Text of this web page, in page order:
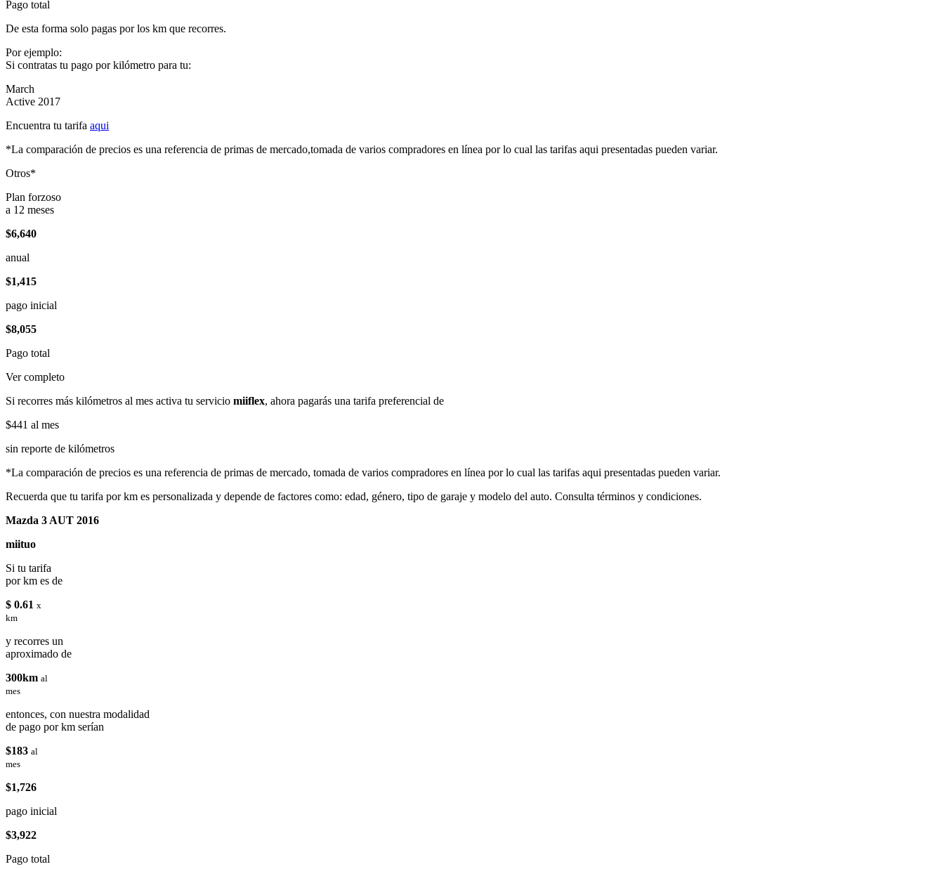
Pago total
De esta forma solo pagas por los km que recorres.
Por ejemplo:
Si contratas tu pago por kilómetro para tu:
March
Active 2017
Encuentra tu tarifa aqui
*La comparación de precios es una referencia de primas de mercado,tomada de varios compradores en línea por lo cual las tarifas aqui presentadas pueden variar.
Otros*
Plan forzoso
a 12 meses
$6,640
anual
$1,415
pago inicial
$8,055
Pago total
Ver completo
Si recorres más kilómetros al mes activa tu servicio miiflex, ahora pagarás una tarifa preferencial de
$441 al mes
sin reporte de kilómetros
*La comparación de precios es una referencia de primas de mercado, tomada de varios compradores en línea por lo cual las tarifas aqui presentadas pueden variar.
Recuerda que tu tarifa por km es personalizada y depende de factores como: edad, género, tipo de garaje y modelo del auto. Consulta términos y condiciones.
Mazda 3 AUT 2016
miituo
Si tu tarifa
por km es de
$ 0.61 x
km
y recorres un
aproximado de
300km al
mes
entonces, con nuestra modalidad
de pago por km serían
$183 al
mes
$1,726
pago inicial
$3,922
Pago total